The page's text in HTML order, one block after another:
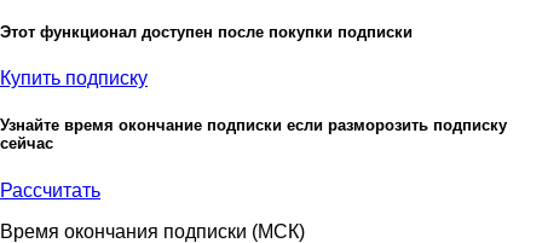
Этот функционал доступен после покупки подписки
Купить подписку
Узнайте время окончание подписки если разморозить подписку
сейчас
Рассчитать
Время окончания подписки (МСК)